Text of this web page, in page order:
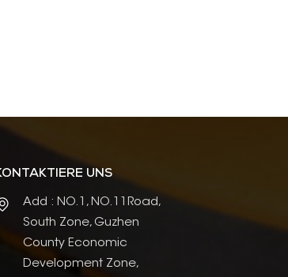
UNS
Add : NO.1, NO.11Road,
South Zone, Guzhen
County Economic
Development Zone,